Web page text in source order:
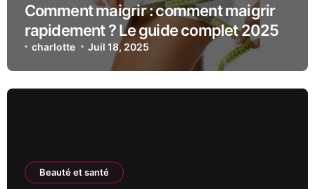
Comment maigrir : comment maigrir
rapidement ? Le guide complet 2025
charlotte Juil 18, 2025
Beauté et santé